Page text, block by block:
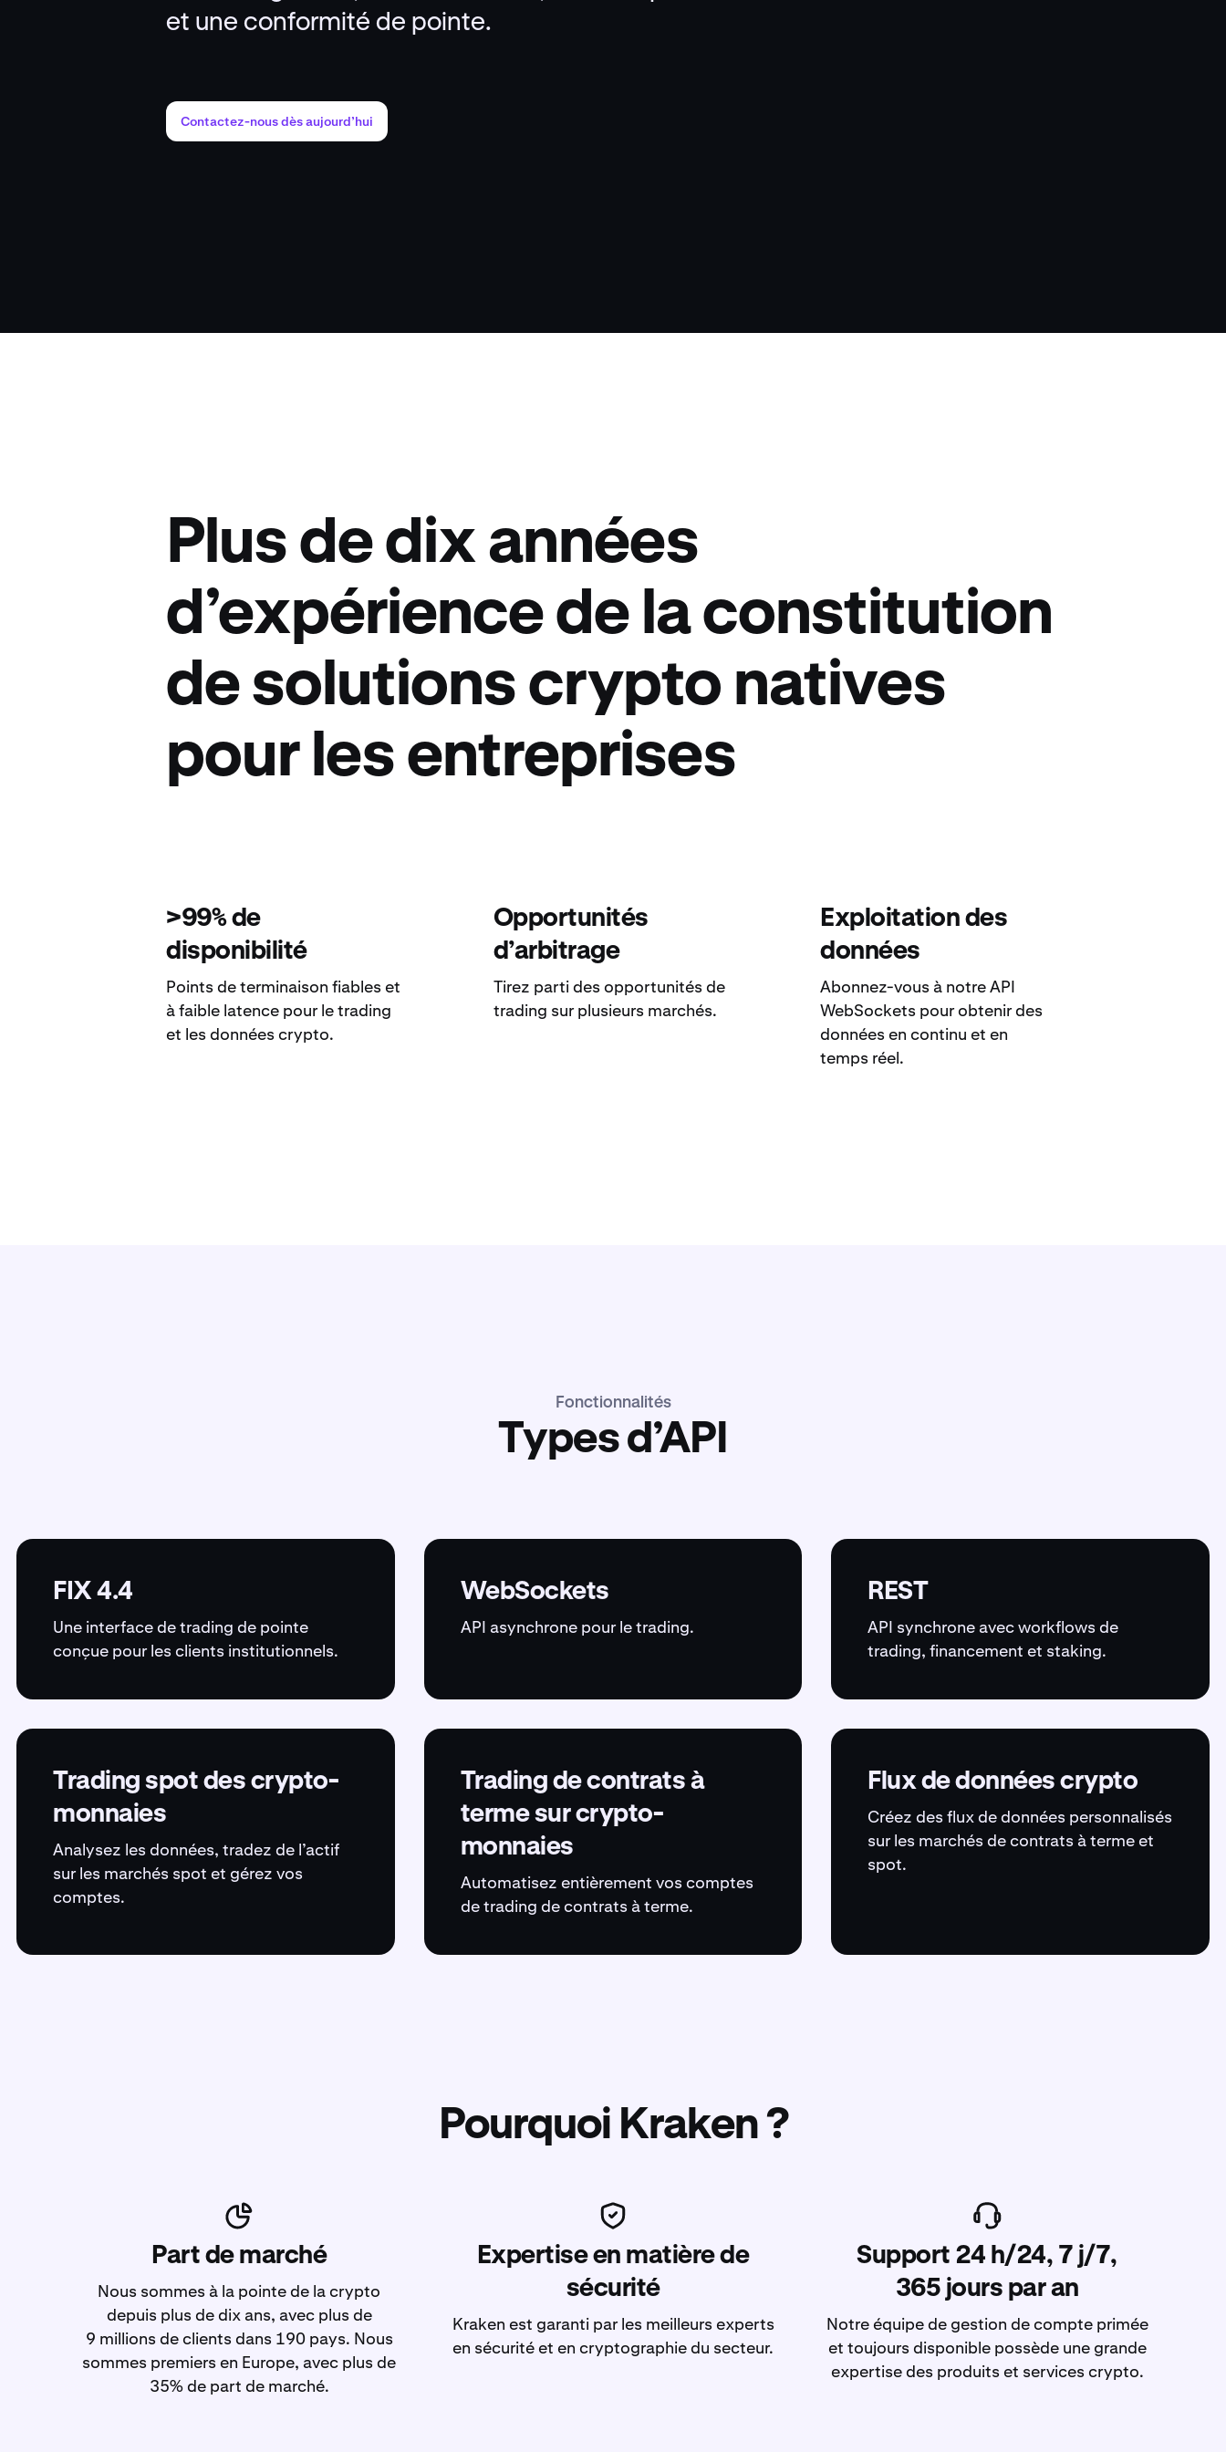
et une conformité de pointe.
Contactez-nous dès aujourd’hui
Plus de dix années
d’expérience de la constitution
de solutions crypto natives
pour les entreprises
>99% de
disponibilité
Points de terminaison fiables et
à faible latence pour le trading
et les données crypto.
Opportunités
d’arbitrage
Tirez parti des opportunités de
trading sur plusieurs marchés.
Exploitation des
données
Abonnez-vous à notre API
WebSockets pour obtenir des
données en continu et en
temps réel.
Fonctionnalités
Types d’API
FIX 4.4
Une interface de trading de pointe
conçue pour les clients institutionnels.
WebSockets
API asynchrone pour le trading.
REST
API synchrone avec workflows de
trading, financement et staking.
Trading spot des crypto-
monnaies
Analysez les données, tradez de l’actif
sur les marchés spot et gérez vos
comptes.
Trading de contrats à
terme sur crypto-
monnaies
Automatisez entièrement vos comptes
de trading de contrats à terme.
Flux de données crypto
Créez des flux de données personnalisés
sur les marchés de contrats à terme et
spot.
Pourquoi Kraken ?
Part de marché
Nous sommes à la pointe de la crypto
depuis plus de dix ans, avec plus de
9 millions de clients dans 190 pays. Nous
sommes premiers en Europe, avec plus de
35% de part de marché.
Expertise en matière de
sécurité
Kraken est garanti par les meilleurs experts
en sécurité et en cryptographie du secteur.
Support 24 h/24, 7 j/7,
365 jours par an
Notre équipe de gestion de compte primée
et toujours disponible possède une grande
expertise des produits et services crypto.